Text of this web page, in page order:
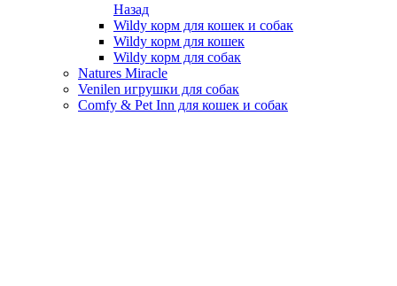
Назад
Wildy корм для кошек и собак
Wildy корм для кошек
Wildy корм для собак
Natures Miracle
Venilen игрушки для собак
Comfy & Pet Inn для кошек и собак